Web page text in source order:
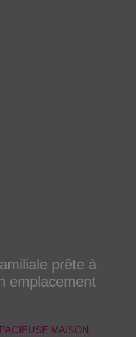
prête à
emplacement
MAISON